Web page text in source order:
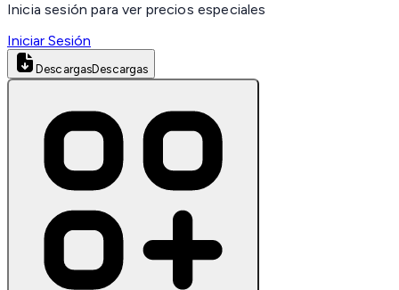
Inicia sesión para ver precios especiales
Iniciar Sesión
DescargasDescargas